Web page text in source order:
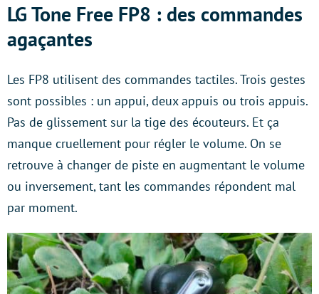
LG Tone Free FP8 : des commandes
agaçantes
Les FP8 utilisent des commandes tactiles. Trois gestes
sont possibles : un appui, deux appuis ou trois appuis.
Pas de glissement sur la tige des écouteurs. Et ça
manque cruellement pour régler le volume. On se
retrouve à changer de piste en augmentant le volume
ou inversement, tant les commandes répondent mal
par moment.